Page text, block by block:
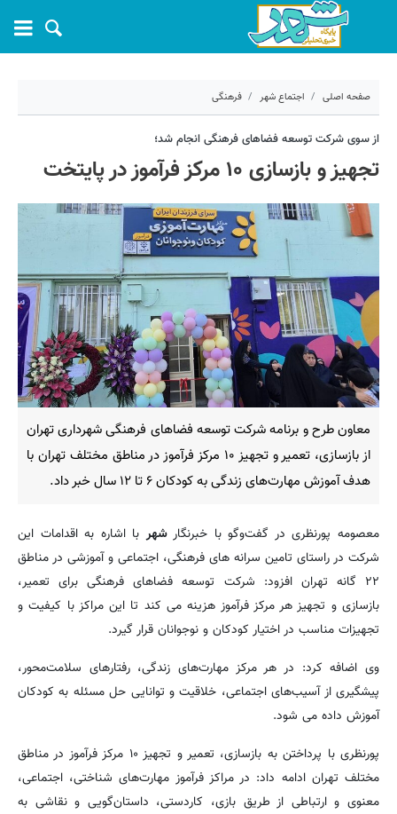
صفحه اصلی اجتماع شهر فرهنگی
کد مطلب: 81771
از سوی شرکت توسعه فضاهای فرهنگی انجام شد؛
تجهیز و بازسازی ۱۰ مرکز فرآموز در پایتخت
معاون طرح و برنامه شرکت توسعه فضاهای فرهنگی شهرداری تهران
از بازسازی، تعمیر و تجهیز ۱۰ مرکز فرآموز در مناطق مختلف تهران با
هدف آموزش مهارت‌های زندگی به کودکان ۶ تا ۱۲ سال خبر داد.
معصومه پورنظری در گفت‌وگو با خبرنگارشهربا اشاره به اقدامات این
شرکت در راستای تامین سرانه های فرهنگی، اجتماعی و آموزشی در مناطق
۲۲ گانه تهران افزود: شرکت توسعه فضاهای فرهنگی برای تعمیر،
بازسازی و تجهیز هر مرکز فرآموز هزینه می کند تا این مراکز با کیفیت و
تجهیزات مناسب در اختیار کودکان و نوجوانان قرار گیرد.
وی اضافه کرد: در هر مرکز مهارت‌های زندگی، رفتارهای سلامت‌محور،
پیشگیری از آسیب‌های اجتماعی، خلاقیت و توانایی حل مسئله به کودکان
آموزش داده می شود.
پورنظری با پرداختن به بازسازی، تعمیر و تجهیز ۱۰ مرکز فرآموز در مناطق
مختلف تهران ادامه داد: در مراکز فرآموز مهارت‌های شناختی، اجتماعی،
معنوی و ارتباطی از طریق بازی، کاردستی، داستان‌گویی و نقاشی به